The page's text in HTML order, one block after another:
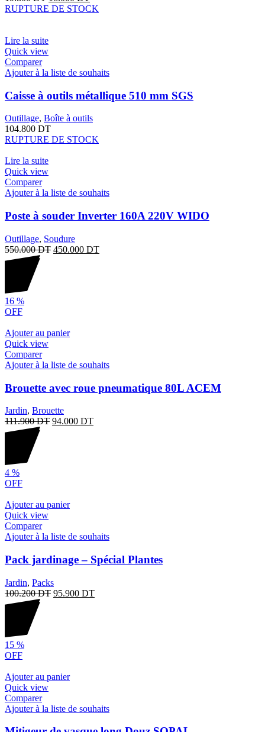
RUPTURE DE STOCK
Lire la suite
Quick view
Comparer
Ajouter à la liste de souhaits
Caisse à outils métallique 510 mm SGS
Outillage, Boîte à outils
104.800 DT
RUPTURE DE STOCK
Lire la suite
Quick view
Comparer
Ajouter à la liste de souhaits
Poste à souder Inverter 160A 220V WIDO
Outillage, Soudure
550.000DT 450.000 DT
16 %
OFF
Ajouter au panier
Quick view
Comparer
Ajouter à la liste de souhaits
Brouette avec roue pneumatique 80L ACEM
Jardin, Brouette
111.900DT 94.000 DT
4 %
OFF
Ajouter au panier
Quick view
Comparer
Ajouter à la liste de souhaits
Pack jardinage – Spécial Plantes
Jardin, Packs
100.200DT 95.900 DT
15 %
OFF
Ajouter au panier
Quick view
Comparer
Ajouter à la liste de souhaits